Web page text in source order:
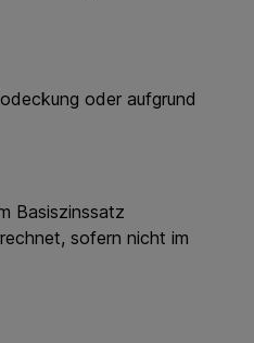
oder aufgrund
Basiszinssatz
sofern nicht im